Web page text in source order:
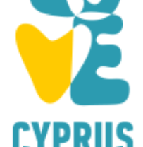
You are here: Home »
Gastronomy
» CAFFE
CAFFE NERO